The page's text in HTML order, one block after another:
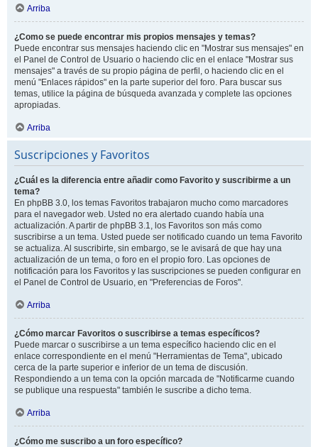
Arriba
¿Como se puede encontrar mis propios mensajes y temas?
Puede encontrar sus mensajes haciendo clic en "Mostrar sus mensajes" en
el Panel de Control de Usuario o haciendo clic en el enlace "Mostrar sus
mensajes" a través de su propio página de perfil, o haciendo clic en el
menú "Enlaces rápidos" en la parte superior del foro. Para buscar sus
temas, utilice la página de búsqueda avanzada y complete las opciones
apropiadas.
Arriba
Suscripciones y Favoritos
¿Cuál es la diferencia entre añadir como Favorito y suscribirme a un
tema?
En phpBB 3.0, los temas Favoritos trabajaron mucho como marcadores
para el navegador web. Usted no era alertado cuando había una
actualización. A partir de phpBB 3.1, los Favoritos son más como
suscribirse a un tema. Usted puede ser notificado cuando un tema Favorito
se actualiza. Al suscribirte, sin embargo, se le avisará de que hay una
actualización de un tema, o foro en el propio foro. Las opciones de
notificación para los Favoritos y las suscripciones se pueden configurar en
el Panel de Control de Usuario, en "Preferencias de Foros".
Arriba
¿Cómo marcar Favoritos o suscribirse a temas específicos?
Puede marcar o suscribirse a un tema específico haciendo clic en el
enlace correspondiente en el menú "Herramientas de Tema", ubicado
cerca de la parte superior e inferior de un tema de discusión.
Respondiendo a un tema con la opción marcada de "Notificarme cuando
se publique una respuesta" también le suscribe a dicho tema.
Arriba
¿Cómo me suscribo a un foro específico?